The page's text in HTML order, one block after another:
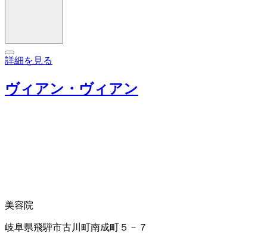
詳細を見る
ヴィアン・ヴィアン
美容院
岐阜県飛騨市古川町南成町５－７